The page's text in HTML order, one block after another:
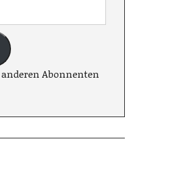
anderen Abonnenten